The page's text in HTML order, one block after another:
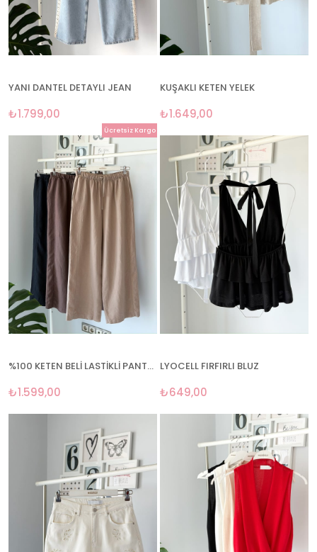
YANI DANTEL DETAYLI JEAN
₺1.799,00
KUŞAKLI KETEN YELEK
₺1.649,00
%100 KETEN BELİ LASTİKLİ PANTOLON
₺1.599,00
Ücretsiz Kargo
LYOCELL FIRFIRLI BLUZ
₺649,00